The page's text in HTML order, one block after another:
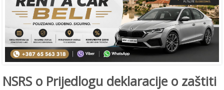
NSRS o Prijedlogu deklaracije o zaštiti